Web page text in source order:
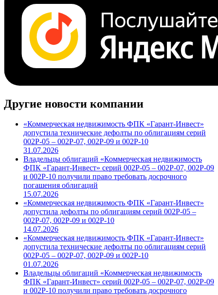
Другие новости компании
«Коммерческая недвижимость ФПК «Гарант-Инвест»
допустила технические дефолты по облигациям серий
002Р-05 – 002Р-07, 002Р-09 и 002Р-10
31.07.2026
Владельцы облигаций «Коммерческая недвижимость
ФПК «Гарант-Инвест» серий 002Р-05 – 002Р-07, 002Р-09
и 002Р-10 получили право требовать досрочного
погашения облигаций
15.07.2026
«Коммерческая недвижимость ФПК «Гарант-Инвест»
допустила дефолты по облигациям серий 002Р-05 –
002Р-07, 002Р-09 и 002Р-10
14.07.2026
«Коммерческая недвижимость ФПК «Гарант-Инвест»
допустила технические дефолты по облигациям серий
002Р-05 – 002Р-07, 002Р-09 и 002Р-10
01.07.2026
Владельцы облигаций «Коммерческая недвижимость
ФПК «Гарант-Инвест» серий 002Р-05 – 002Р-07, 002Р-09
и 002Р-10 получили право требовать досрочного